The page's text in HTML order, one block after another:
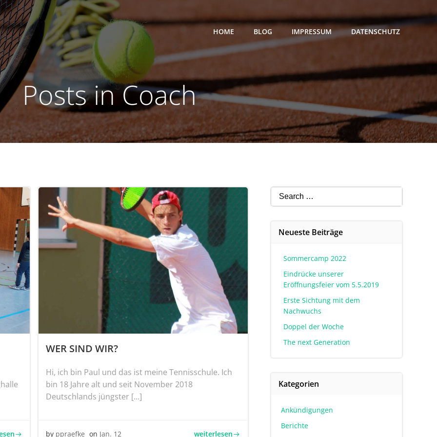
HOME BLOG IMPRESSUM DATENSCHUTZ
Posts in Coach
WER SIND WIR?
Hi, ich bin Paul und das ist meine Tennisschule. Ich
bin 18 Jahre alt und seit November 2018
Deutschlands jüngster […]
by ppraefke on Jan. 12 weiterlesen
Search
for:
Neueste Beiträge
Sommercamp 2022
Eindrücke unserer
Eröffnungsfeier vom 5.5.2019
Erste Sichtung mit dem
Nachwuchs
Doppel der Woche
The next Generation
Kategorien
Ankündigungen
Berichte